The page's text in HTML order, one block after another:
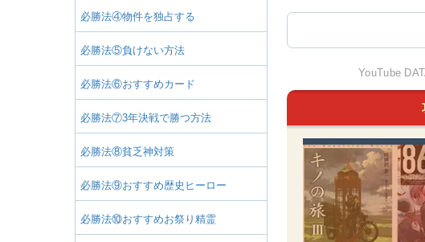
必勝法④物件を独占する
必勝法⑤負けない方法
必勝法⑥おすすめカード
必勝法⑦3年決戦で勝つ方法
必勝法⑧貧乏神対策
必勝法⑨おすすめ歴史ヒーロー
必勝法⑩おすすめお祭り精霊
ウィレム
ポルトア
マナオス
マカパ
ポルトヴ
る！～】サントドミ
ジャンとオデーサ他
endoSwitch 切り抜
YouTube